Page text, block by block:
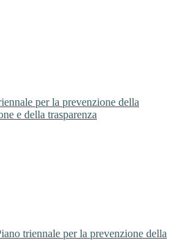
per la prevenzione della
e della trasparenza
triennale per la prevenzione della